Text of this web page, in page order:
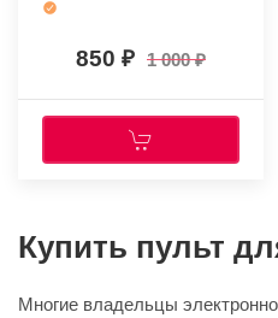
850 1 000
Купить пульт
Многие владельцы